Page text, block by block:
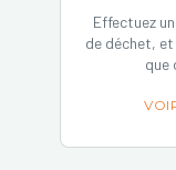
Effectuez
de déchet,
que